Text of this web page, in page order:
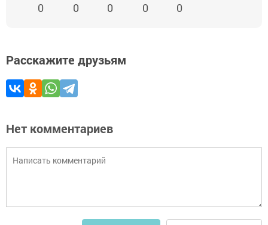
0 0 0 0 0
Расскажите друзьям
Нет комментариев